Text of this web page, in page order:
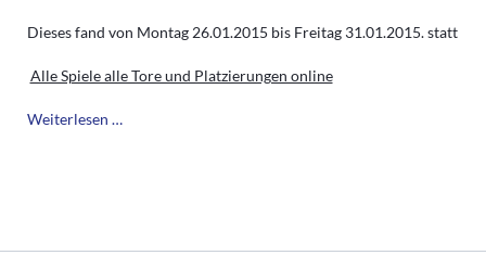
Dieses fand von Montag 26.01.2015 bis Freitag 31.01.2015. statt
Alle Spiele alle Tore und Platzierungen online
Weiterlesen …